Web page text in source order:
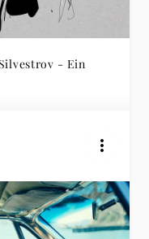
- Ein